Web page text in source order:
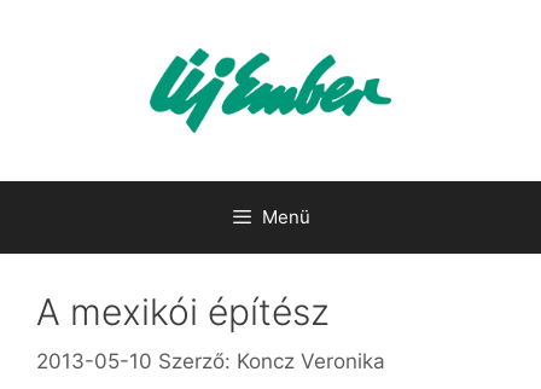
Menü
A mexikói építész
2013-05-10 Szerző: Koncz Veronika